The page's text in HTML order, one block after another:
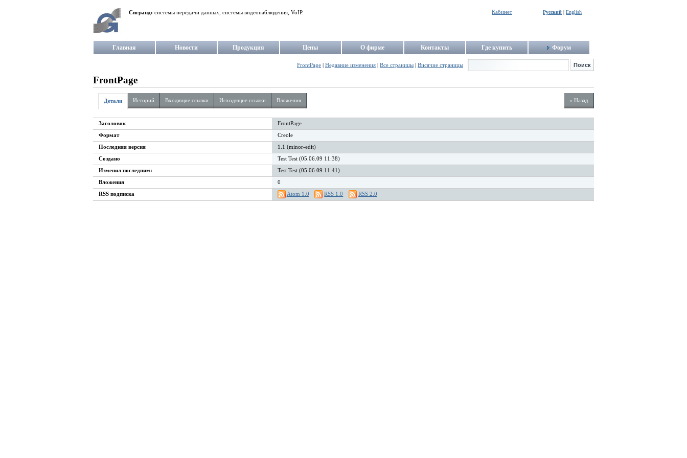
Сигранд: системы передачи данных, системы видеонаблюдения, VoIP. Кабинет Русский | English
Главная Новости Продукция Цены О фирме Контакты Где купить Форум
FrontPage Недавние изменения Все страницы Висячие страницы
FrontPage
Детали Историй Входящие ссылки Исходящие ссылки Вложения « Назад
Заголовок FrontPage
Формат Creole
Последняя версия 1.1 (minor-edit)
Создано Test Test (05.06.09 11:38)
Изменил последним: Test Test (05.06.09 11:41)
Вложения 0
RSS подписка Atom 1.0 RSS 1.0 RSS 2.0